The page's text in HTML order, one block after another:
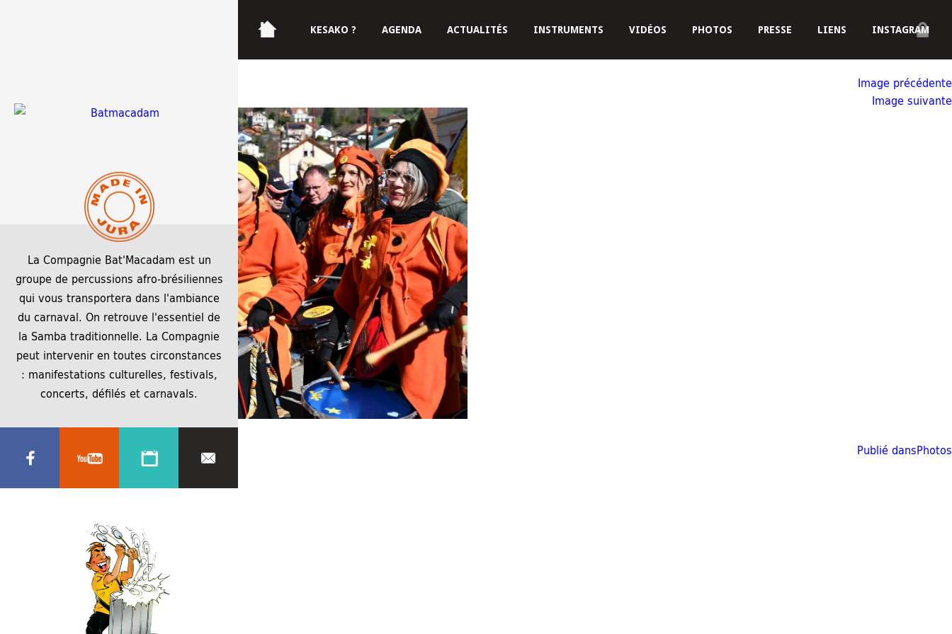
La Compagnie Bat'Macadam est un
groupe de percussions afro-brésiliennes
qui vous transportera dans l'ambiance
du carnaval. On retrouve l'essentiel de
la Samba traditionnelle. La Compagnie
peut intervenir en toutes circonstances
: manifestations culturelles, festivals,
concerts, défilés et carnavals.
KESAKO ? AGENDA ACTUALITÉS INSTRUMENTS VIDÉOS PHOTOS PRESSE LIENS INSTAGRAM
Image précédente
Image suivante
7 avril 20252560 × 1707
Publié dansPhotos